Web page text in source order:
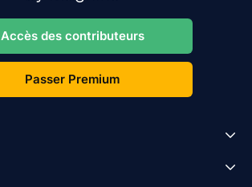
Accès des contributeurs
Passer Premium